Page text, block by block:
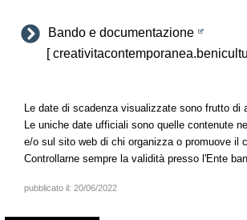
Bando e documentazione
[
Le date di scadenza visualizzate sono frutto di
Le uniche date ufficiali sono quelle contenute
e/o sul sito web di chi organizza o promuove il
Controllarne sempre la validità presso l'Ente
pubblicato il: 20/06/2022